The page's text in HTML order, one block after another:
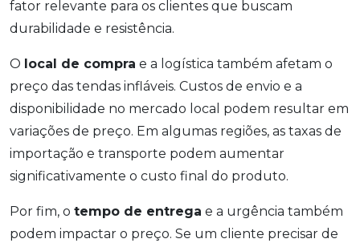
fator relevante para os clientes que buscam
durabilidade e resistência.
O local de compra e a logística também afetam o
preço das tendas infláveis. Custos de envio e a
disponibilidade no mercado local podem resultar em
variações de preço. Em algumas regiões, as taxas de
importação e transporte podem aumentar
significativamente o custo final do produto.
Por fim, o tempo de entrega e a urgência também
podem impactar o preço. Se um cliente precisar de